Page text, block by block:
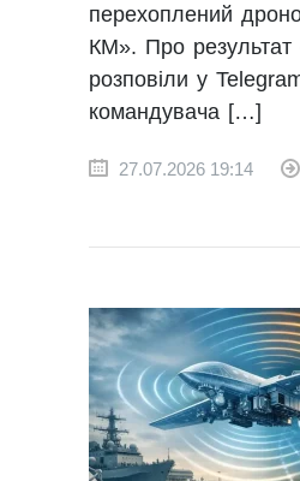
перехоплений
КМ». Про результат
розповіли у
командувача […]
27.07.2026 19:14